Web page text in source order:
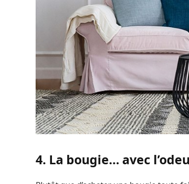
4. La bougie… avec